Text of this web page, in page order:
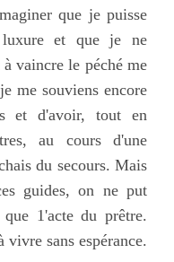
que je puisse
et que je ne
vaincre le péché me
me souviens encore
et d'avoir, tout en
au cours d'une
du secours. Mais
guides, on ne put
1'acte du prêtre.
sans espérance.